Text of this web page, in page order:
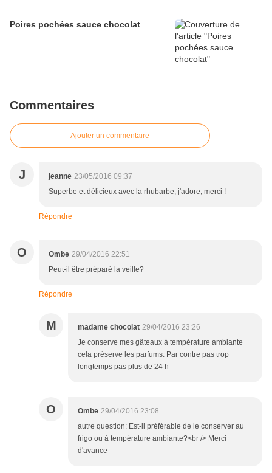
Poires pochées sauce chocolat
Commentaires
Ajouter un commentaire
J jeanne 23/05/2016 09:37
Superbe et délicieux avec la rhubarbe, j'adore, merci !
Répondre
O Ombe 29/04/2016 22:51
Peut-il être préparé la veille?
Répondre
M madame chocolat 29/04/2016 23:26
Je conserve mes gâteaux à température ambiante
cela préserve les parfums. Par contre pas trop
longtemps pas plus de 24 h
O Ombe 29/04/2016 23:08
autre question: Est-il préférable de le conserver au
frigo ou à température ambiante?<br /> Merci
d'avance